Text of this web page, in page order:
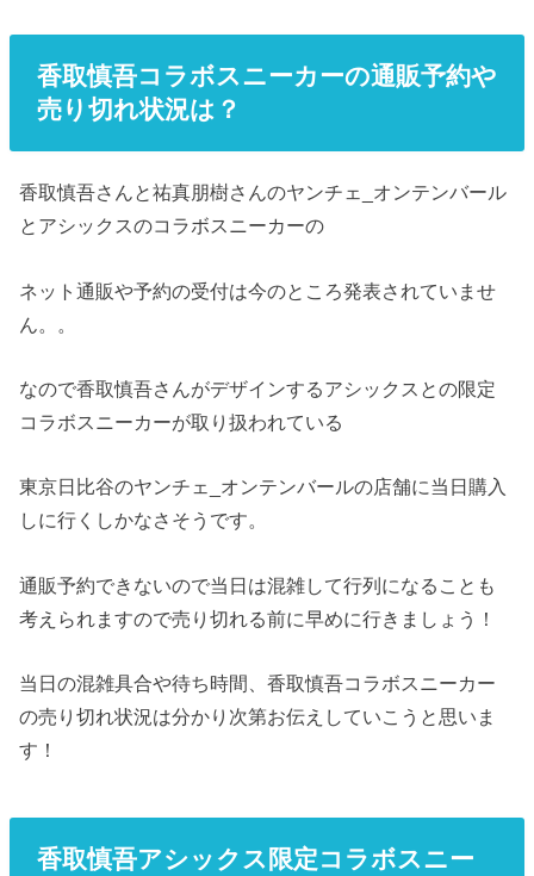
香取慎吾コラボスニーカーの通販予約や
売り切れ状況は？
香取慎吾さんと祐真朋樹さんのヤンチェ_オンテンバール
とアシックスのコラボスニーカーの
ネット通販や予約の受付は今のところ発表されていませ
ん。。
なので香取慎吾さんがデザインするアシックスとの限定
コラボスニーカーが取り扱われている
東京日比谷のヤンチェ_オンテンバールの店舗に当日購入
しに行くしかなさそうです。
通販予約できないので当日は混雑して行列になることも
考えられますので売り切れる前に早めに行きましょう！
当日の混雑具合や待ち時間、香取慎吾コラボスニーカー
の売り切れ状況は分かり次第お伝えしていこうと思いま
す！
香取慎吾アシックス限定コラボスニー